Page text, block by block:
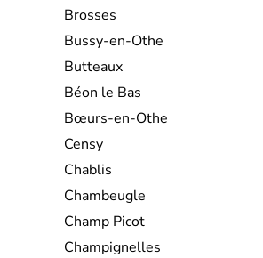
Brosses
Bussy-en-Othe
Butteaux
Béon le Bas
Bœurs-en-Othe
Censy
Chablis
Chambeugle
Champ Picot
Champignelles